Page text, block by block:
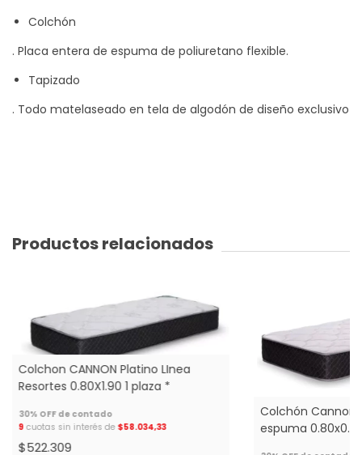
Colchón
. Placa entera de espuma de poliuretano flexible.
Tapizado
. Todo matelaseado en tela de algodón de diseño exclusivo
Productos relacionados
Colchon CANNON Platino LInea
Resortes 0.80X1.90 1 plaza *
9 cuotas sin interés de$58.034,33
$522.309
Colchón Cannon
espuma